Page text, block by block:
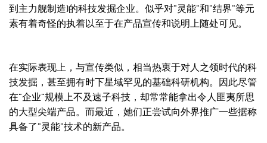
到主力舰制造)的科技发掘企业。似乎对"灵能"和"结界"等元
素有着奇怪的执着以至于在产品宣传和说明上随处可见。
在实际表现上，与宣传类似，相当热衷于对人之领时代的科
技发掘，甚至拥有时下星域罕见的基础科研机构。因此尽管
在"企业"规模上不及速子科技，却常常能拿出令人匪夷所思
的大型尖端产品。而最近，她们正尝试向外界推广一些据称
具备了"灵能"技术的新产品。